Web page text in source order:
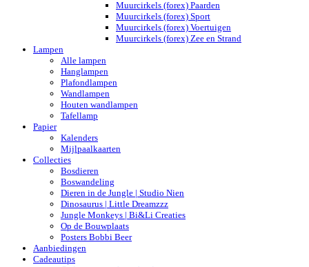
Muurcirkels (forex) Paarden
Muurcirkels (forex) Sport
Muurcirkels (forex) Voertuigen
Muurcirkels (forex) Zee en Strand
Lampen
Alle lampen
Hanglampen
Plafondlampen
Wandlampen
Houten wandlampen
Tafellamp
Papier
Kalenders
Mijlpaalkaarten
Collecties
Bosdieren
Boswandeling
Dieren in de Jungle | Studio Nien
Dinosaurus | Little Dreamzzz
Jungle Monkeys | Bi&Li Creaties
Op de Bouwplaats
Posters Bobbi Beer
Aanbiedingen
Cadeautips